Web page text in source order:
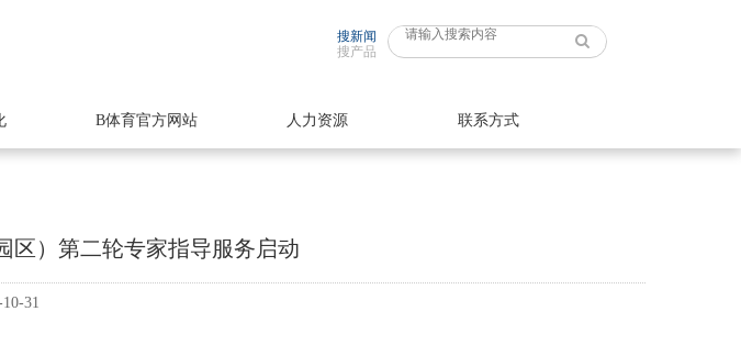
搜新闻
搜产品
B体育官方网站 人力资源 联系方式
区）第二轮专家指导服务启动
31